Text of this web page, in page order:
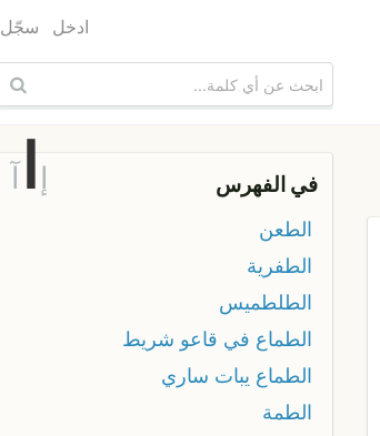
ادخل سجّل
في الفهرس إ آ
الطعن
الطفرية
الطلطميس
الطماع في قاعو شريط
الطماع يبات ساري
الطمة